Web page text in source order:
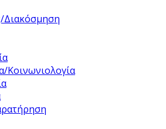
Κοινωνιολογία